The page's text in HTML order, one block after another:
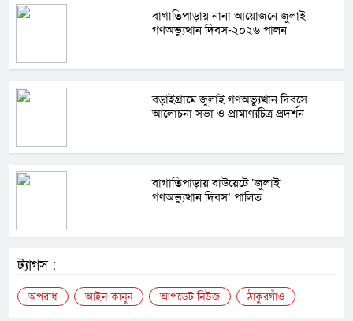
বাগাতিপাড়ায় নানা আয়োজনে জুলাই
গণঅভ্যুত্থান দিবস-২০২৬ পালন
বড়াইগ্রামে জুলাই গণঅভ্যুত্থান দিবসে
আলোচনা সভা ও প্রামাণ্যচিত্র প্রদর্শন
বাগাতিপাড়ায় বাউয়েটে ‘জুলাই
গণঅভ্যুত্থান দিবস’ পালিত
ট্যাগস :
অপরাধ আইন-কানুন আপডেট নিউজ ঠাকুরগাঁও